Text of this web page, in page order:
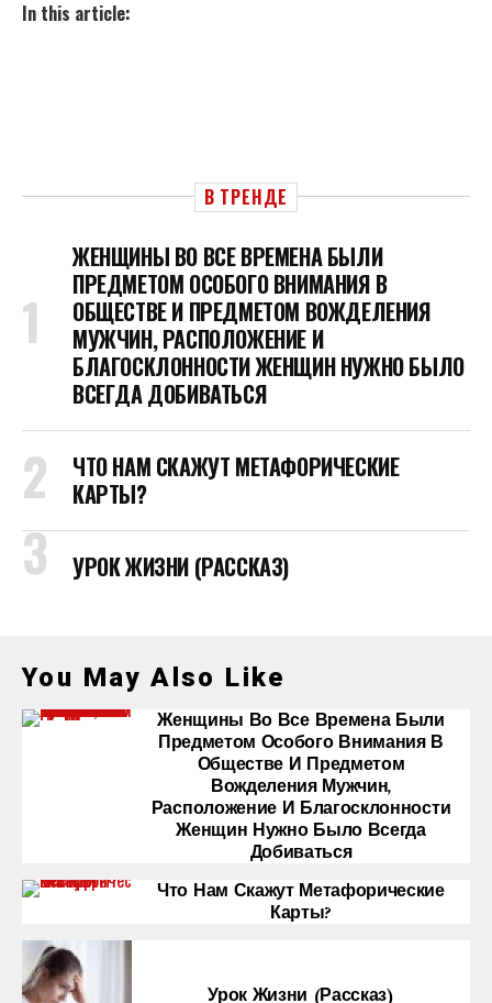
In this article:
В ТРЕНДЕ
ЖЕНЩИНЫ ВО ВСЕ ВРЕМЕНА БЫЛИ
ПРЕДМЕТОМ ОСОБОГО ВНИМАНИЯ В
ОБЩЕСТВЕ И ПРЕДМЕТОМ ВОЖДЕЛЕНИЯ
МУЖЧИН, РАСПОЛОЖЕНИЕ И
БЛАГОСКЛОННОСТИ ЖЕНЩИН НУЖНО БЫЛО
ВСЕГДА ДОБИВАТЬСЯ
ЧТО НАМ СКАЖУТ МЕТАФОРИЧЕСКИЕ
КАРТЫ?
УРОК ЖИЗНИ (РАССКАЗ)
You May Also Like
Женщины Во Все Времена Были
Предметом Особого Внимания В
Обществе И Предметом
Вожделения Мужчин,
Расположение И Благосклонности
Женщин Нужно Было Всегда
Добиваться
Что Нам Скажут Метафорические
Карты?
Урок Жизни (рассказ)